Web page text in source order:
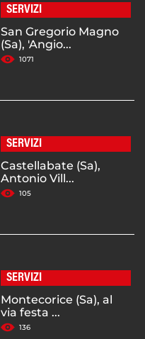
SERVIZI
San Gregorio Magno
(Sa), 'Angio...
1071
SERVIZI
Castellabate (Sa),
Antonio Vill...
105
SERVIZI
Montecorice (Sa), al
via festa ...
136